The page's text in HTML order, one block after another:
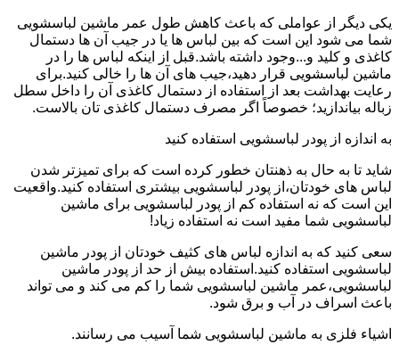
یکی دیگر از عواملی که باعث کاهش طول عمر ماشین لباسشویی
شما می شود این است که بین لباس ها یا در جیب آن ها دستمال
کاغذی و کلید و...وجود داشته باشد.قبل از اینکه لباس ها را در
ماشین لباسشویی قرار دهید،جیب های آن ها را خالی کنید.برای
رعایت بهداشت بعد از استفاده از دستمال کاغذی آن را داخل سطل
زباله بیاندازید؛ خصوصاً اگر مصرف دستمال کاغذی تان بالاست.
به اندازه از پودر لباسشویی استفاده کنید
شاید تا به حال به ذهنتان خطور کرده است که برای تمیزتر شدن
لباس های خودتان،از پودر لباسشویی بیشتری استفاده کنید.واقعیت
این است که نه استفاده کم از پودر لباسشویی برای ماشین
لباسشویی شما مفید است نه استفاده زیاد!
سعی کنید که به اندازه لباس های کثیف خودتان از پودر ماشین
لباسشویی استفاده کنید.استفاده بیش از حد از پودر ماشین
لباسشویی،عمر ماشین لباسشویی شما را کم می کند و می تواند
باعث اسراف در آب و برق شود.
اشیاء فلزی به ماشین لباسشویی شما آسیب می رسانند.